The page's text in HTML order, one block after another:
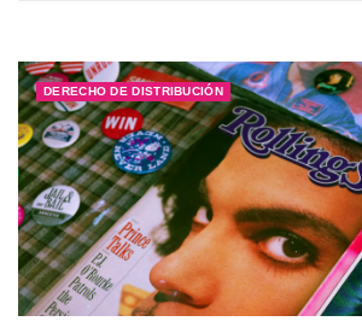
DERECHO DE DISTRIBUCIÓN